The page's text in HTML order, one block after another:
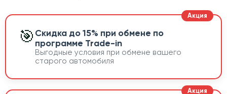
🎯 Скидка до 15% при обмене по
программе Trade-in
Выгодные условия при обмене вашего
старого автомобиля